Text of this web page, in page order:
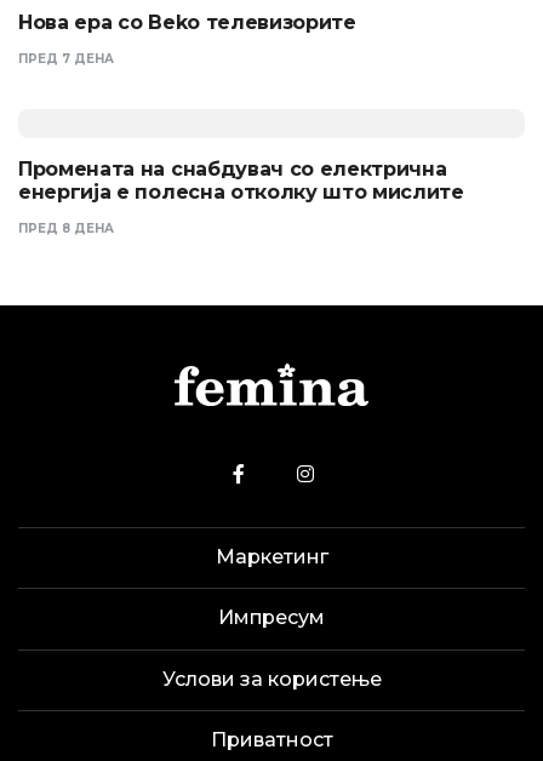
Нова ера со Beko телевизорите
ПРЕД 7 ДЕНА
Промената на снабдувач со електрична
енергија е полесна отколку што мислите
ПРЕД 8 ДЕНА
Маркетинг
Импресум
Услови за користење
Приватност